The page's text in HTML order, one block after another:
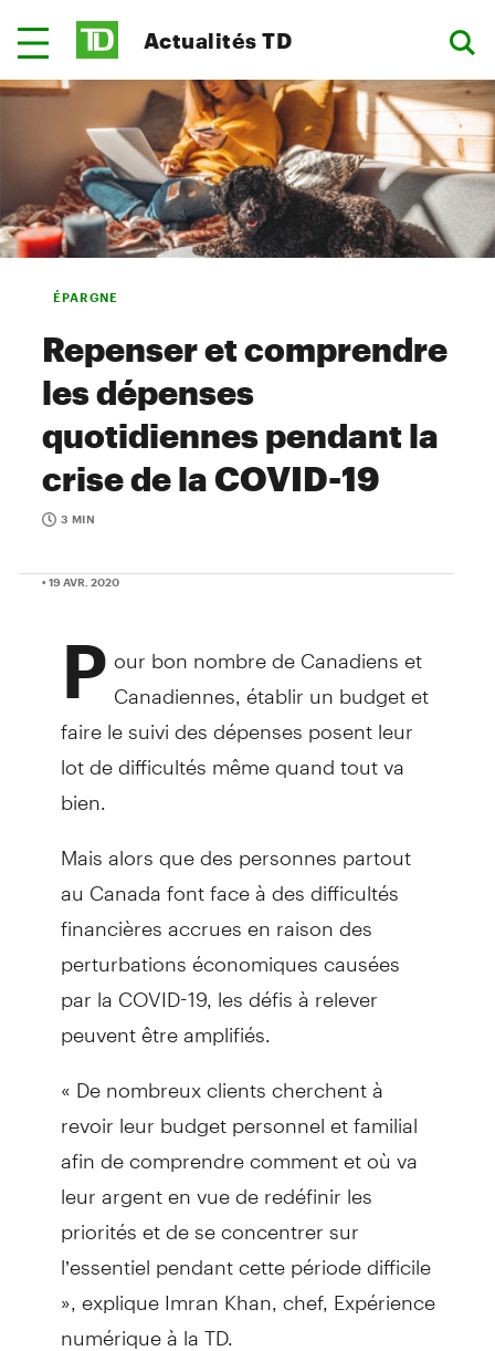
Actualités TD
ÉPARGNE
Repenser et comprendre
les dépenses
quotidiennes pendant la
crise de la COVID-19
3 MIN
• 19 AVR. 2020
Pour bon nombre de Canadiens et
Canadiennes, établir un budget et
faire le suivi des dépenses posent leur
lot de difficultés même quand tout va
bien.
Mais alors que des personnes partout
au Canada font face à des difficultés
financières accrues en raison des
perturbations économiques causées
par la COVID-19, les défis à relever
peuvent être amplifiés.
« De nombreux clients cherchent à
revoir leur budget personnel et familial
afin de comprendre comment et où va
leur argent en vue de redéfinir les
priorités et de se concentrer sur
l’essentiel pendant cette période difficile
», explique Imran Khan, chef, Expérience
numérique à la TD.